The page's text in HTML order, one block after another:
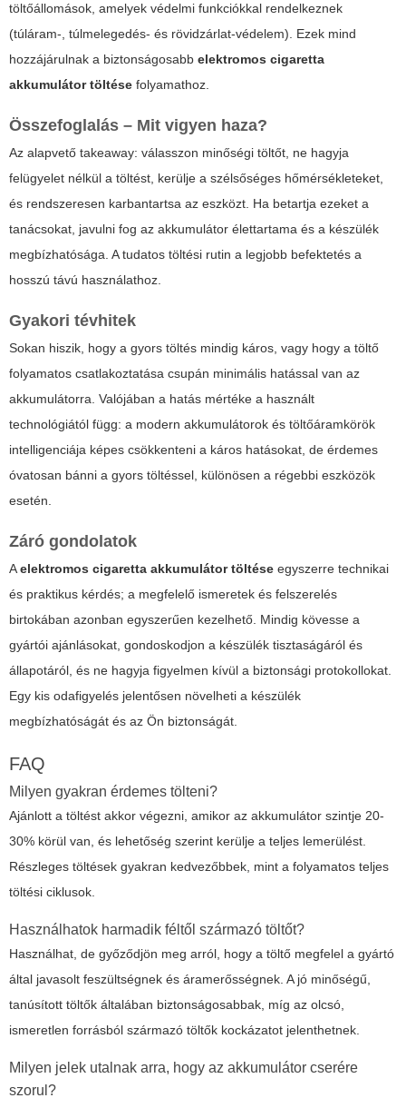
töltőállomások, amelyek védelmi funkciókkal rendelkeznek
(túláram-, túlmelegedés- és rövidzárlat-védelem). Ezek mind
hozzájárulnak a biztonságosabb elektromos cigaretta
akkumulátor töltése folyamathoz.
Összefoglalás – Mit vigyen haza?
Az alapvető takeaway: válasszon minőségi töltőt, ne hagyja
felügyelet nélkül a töltést, kerülje a szélsőséges hőmérsékleteket,
és rendszeresen karbantartsa az eszközt. Ha betartja ezeket a
tanácsokat, javulni fog az akkumulátor élettartama és a készülék
megbízhatósága. A tudatos töltési rutin a legjobb befektetés a
hosszú távú használathoz.
Gyakori tévhitek
Sokan hiszik, hogy a gyors töltés mindig káros, vagy hogy a töltő
folyamatos csatlakoztatása csupán minimális hatással van az
akkumulátorra. Valójában a hatás mértéke a használt
technológiától függ: a modern akkumulátorok és töltőáramkörök
intelligenciája képes csökkenteni a káros hatásokat, de érdemes
óvatosan bánni a gyors töltéssel, különösen a régebbi eszközök
esetén.
Záró gondolatok
Aelektromos cigaretta akkumulátor töltése egyszerre technikai
és praktikus kérdés; a megfelelő ismeretek és felszerelés
birtokában azonban egyszerűen kezelhető. Mindig kövesse a
gyártói ajánlásokat, gondoskodjon a készülék tisztaságáról és
állapotáról, és ne hagyja figyelmen kívül a biztonsági protokollokat.
Egy kis odafigyelés jelentősen növelheti a készülék
megbízhatóságát és az Ön biztonságát.
FAQ
Milyen gyakran érdemes tölteni?
Ajánlott a töltést akkor végezni, amikor az akkumulátor szintje 20-
30% körül van, és lehetőség szerint kerülje a teljes lemerülést.
Részleges töltések gyakran kedvezőbbek, mint a folyamatos teljes
töltési ciklusok.
Használhatok harmadik féltől származó töltőt?
Használhat, de győződjön meg arról, hogy a töltő megfelel a gyártó
által javasolt feszültségnek és áramerősségnek. A jó minőségű,
tanúsított töltők általában biztonságosabbak, míg az olcsó,
ismeretlen forrásból származó töltők kockázatot jelenthetnek.
Milyen jelek utalnak arra, hogy az akkumulátor cserére
szorul?